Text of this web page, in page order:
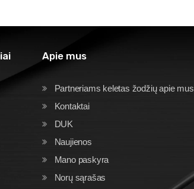
Apie mus
Partneriams keletas žodžių apie mus
Kontaktai
DUK
Naujienos
Mano paskyra
Norų sąrašas